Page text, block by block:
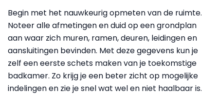
Begin met het nauwkeurig opmeten van de ruimte.
Noteer alle afmetingen en duid op een grondplan
aan waar zich muren, ramen, deuren, leidingen en
aansluitingen bevinden. Met deze gegevens kun je
zelf een eerste schets maken van je toekomstige
badkamer. Zo krijg je een beter zicht op mogelijke
indelingen en zie je snel wat wel en niet haalbaar is.